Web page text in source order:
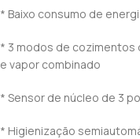
* Baixo consumo de
* 3 modos de
e vapor combinado
* Sensor de núcleo de 3
* Higienização